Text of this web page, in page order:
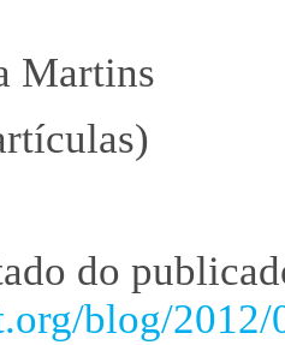
Martins
do
blog/